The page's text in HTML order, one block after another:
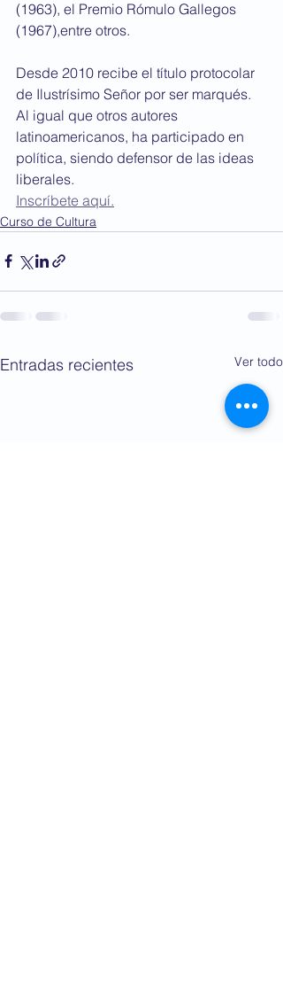
(1963), el Premio Rómulo Gallegos
(1967),entre otros.
Desde 2010 recibe el título protocolar
de Ilustrísimo Señor por ser marqués.
Al igual que otros autores
latinoamericanos, ha participado en
política, siendo defensor de las ideas
liberales.
Inscríbete aquí.
Curso de Cultura
Entradas recientes Ver todo